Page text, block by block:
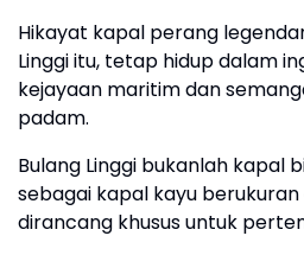
Hikayat kapal perang
Linggi itu, tetap hidup dalam
kejayaan maritim dan
padam.
Bulang Linggi bukanlah kapal
sebagai kapal kayu
dirancang khusus untuk